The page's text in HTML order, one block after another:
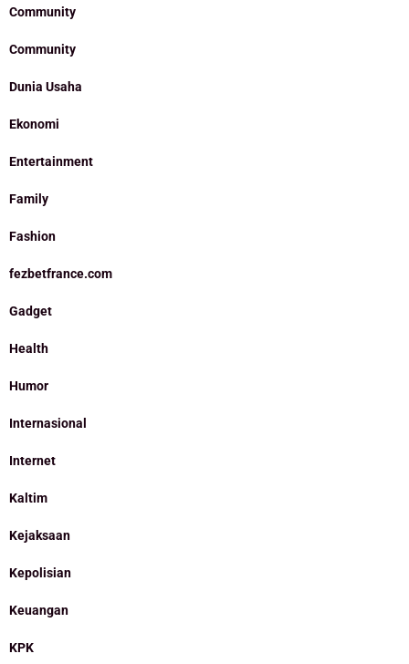
Community
Community
Dunia Usaha
Ekonomi
Entertainment
Family
Fashion
fezbetfrance.com
Gadget
Health
Humor
Internasional
Internet
Kaltim
Kejaksaan
Kepolisian
Keuangan
KPK